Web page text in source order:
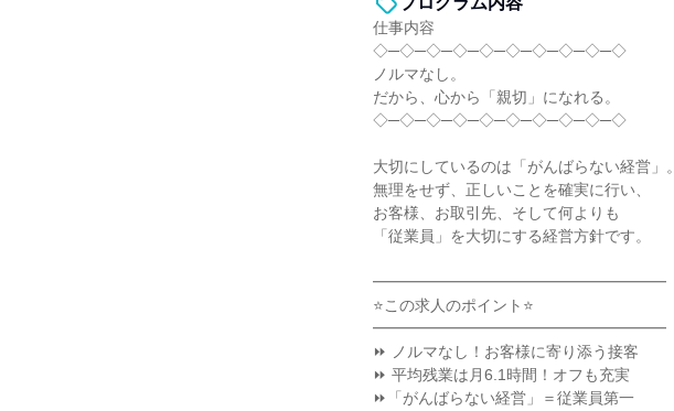
仕事内容
◇─◇─◇─◇─◇─◇─◇─◇─◇─◇
ノルマなし。
だから、心から「親切」になれる。
◇─◇─◇─◇─◇─◇─◇─◇─◇─◇
大切にしているのは「がんばらない経営」。
無理をせず、正しいことを確実に行い、
お客様、お取引先、そして何よりも
「従業員」を大切にする経営方針です。
━━━━━━━━━━━━━━━━━━━
⭐この求人のポイント⭐
━━━━━━━━━━━━━━━━━━━
⏩ ノルマなし！お客様に寄り添う接客
⏩ 平均残業は月6.1時間！オフも充実
⏩「がんばらない経営」＝従業員第一